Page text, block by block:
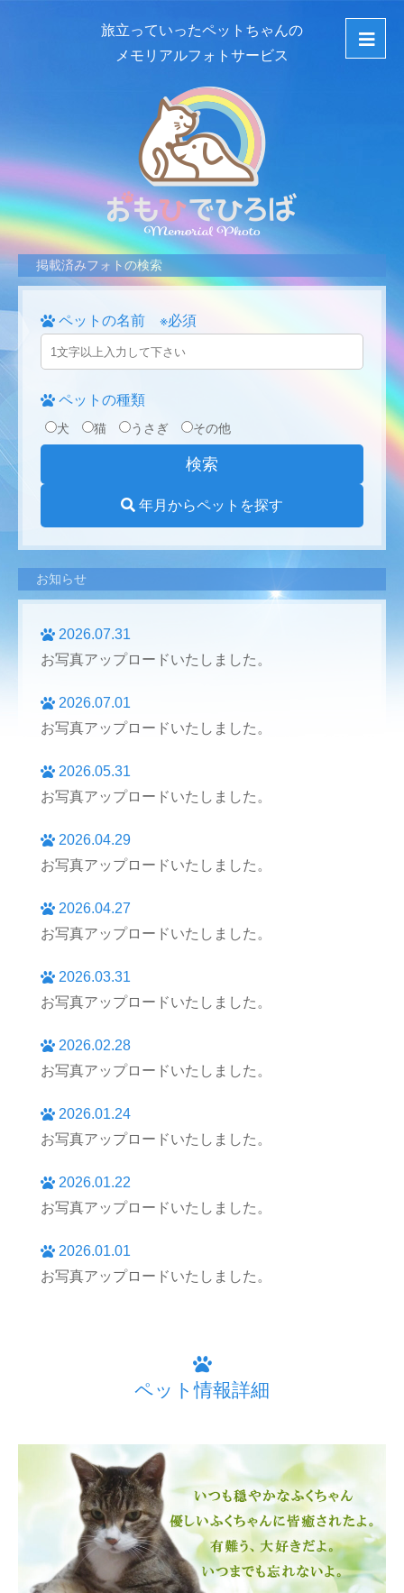
旅立っていったペットちゃんの
メモリアルフォトサービス
掲載済みフォトの検索
ペットの名前 ※必須
ペットの種類
犬 猫 うさぎ その他
年月からペットを探す
お知らせ
2026.07.31
お写真アップロードいたしました。
2026.07.01
お写真アップロードいたしました。
2026.05.31
お写真アップロードいたしました。
2026.04.29
お写真アップロードいたしました。
2026.04.27
お写真アップロードいたしました。
2026.03.31
お写真アップロードいたしました。
2026.02.28
お写真アップロードいたしました。
2026.01.24
お写真アップロードいたしました。
2026.01.22
お写真アップロードいたしました。
2026.01.01
お写真アップロードいたしました。
ペット情報詳細